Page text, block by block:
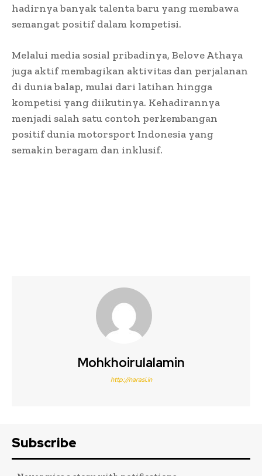
hadirnya banyak talenta baru yang membawa
semangat positif dalam kompetisi.
Melalui media sosial pribadinya, Belove Athaya
juga aktif membagikan aktivitas dan perjalanan
di dunia balap, mulai dari latihan hingga
kompetisi yang diikutinya. Kehadirannya
menjadi salah satu contoh perkembangan
positif dunia motorsport Indonesia yang
semakin beragam dan inklusif.
Mohkhoirulalamin
http://narasi.in
Subscribe